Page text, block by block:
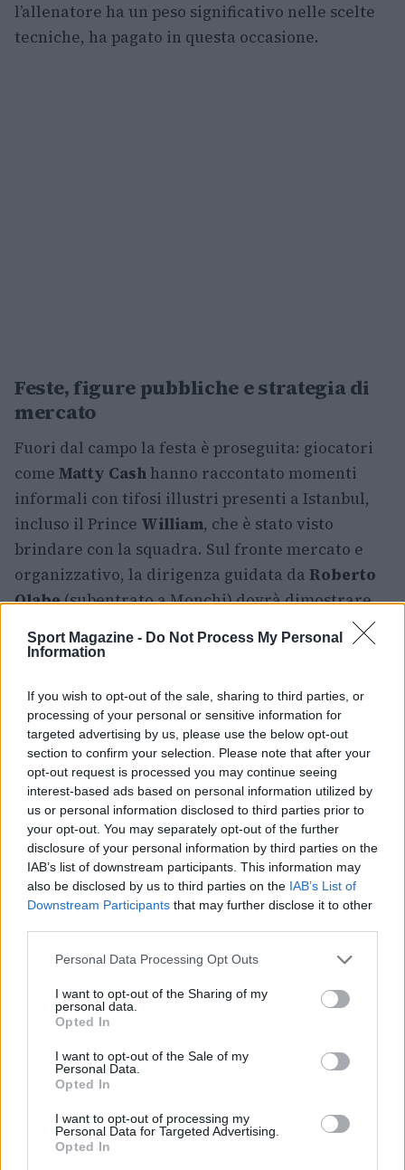
Sport Magazine - Do Not Process My Personal
Information
If you wish to opt-out of the sale, sharing to third parties, or
processing of your personal or sensitive information for
targeted advertising by us, please use the below opt-out
section to confirm your selection. Please note that after your
opt-out request is processed you may continue seeing
interest-based ads based on personal information utilized by
us or personal information disclosed to third parties prior to
your opt-out. You may separately opt-out of the further
disclosure of your personal information by third parties on the
IAB’s list of downstream participants. This information may
also be disclosed by us to third parties on the IAB’s List of
Downstream Participants that may further disclose it to other
Please note that this website/app uses one or more Google
not limited to your visit or usage behaviour. You may click to
grant or deny consent to Google and its third-party tags to
use your data for below specified purposes in below Google
consent section.
Personal Data Processing Opt Outs
I want to opt-out of the Sharing of my
personal data.
Opted In
I want to opt-out of the Sale of my
Personal Data.
Opted In
I want to opt-out of processing my
Personal Data for Targeted Advertising.
Opted In
l’allenatore ha un peso significativo nelle scelte
tecniche, ha pagato in questa occasione.
Feste, figure pubbliche e strategia di
mercato
Fuori dal campo la festa è proseguita: giocatori
come Matty Cash hanno raccontato momenti
informali con tifosi illustri presenti a Istanbul,
incluso il Prince William, che è stato visto
brindare con la squadra. Sul fronte mercato e
organizzativo, la dirigenza guidata da Roberto
Olabe(subentrato a Monchi) dovrà dimostrare
occhio per i colpi giusti, evitando errori recenti
che sono stati giudicati costosi, citando nomi
esempi da cui imparare. Si parla anche di profili
in entrata: il nome diHarry Wilsonè stato
accostato come prioritario in sede di trattativa.
Il trionfo alza il livello delle aspettative: tra
crescita sportiva, scelte di mercato e
ristrutturazioni economiche, l’ Aston Villasi
prepara a trasformare una serata di gloria in
una piattaforma per obiettivi ancora più
avversità, una serata che rimarrà scolpita nella
storia del club.
AUTORE
Emanuele Galli
Emanuele Galli, partenopeo, ricorda un
incontro a Capodichino con volontari sanitari
che lo spinse a spiegare procedure